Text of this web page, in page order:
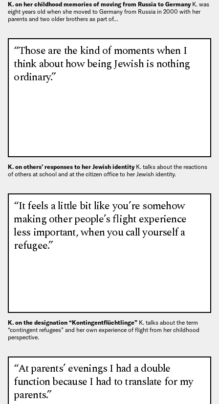
K. on her childhood memories of moving from Russia to Germany K. was
eight years old when she moved to Germany from Russia in 2000 with her
parents and two older brothers as part of…
“Those are the kind of moments when I
think about how being Jewish is nothing
ordinary.”
K. on others’ responses to her Jewish identity K. talks about the reactions
of others at school and at the citizen office to her Jewish identity.
“It feels a little bit like you’re somehow
making other people’s flight experience
less important, when you call yourself a
refugee.”
K. on the designation “Kontingentflüchtlinge” K. talks about the term
“contingent refugees” and her own experience of flight from her childhood
perspective.
“At parents’ evenings I had a double
function because I had to translate for my
parents.”